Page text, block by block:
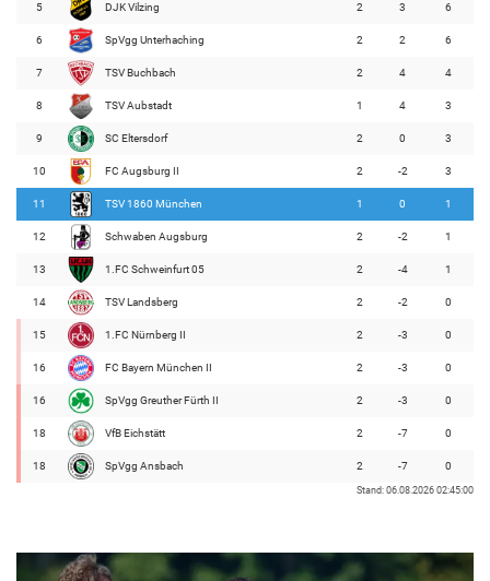
5 DJK Vilzing 2 3 6
6 SpVgg Unterhaching 2 2 6
7 TSV Buchbach 2 4 4
8 TSV Aubstadt 1 4 3
9 SC Eltersdorf 2 0 3
10 FC Augsburg II 2 -2 3
11 TSV 1860 München 1 0 1
12 Schwaben Augsburg 2 -2 1
13 1.FC Schweinfurt 05 2 -4 1
14 TSV Landsberg 2 -2 0
15 1.FC Nürnberg II 2 -3 0
16 FC Bayern München II 2 -3 0
16 SpVgg Greuther Fürth II 2 -3 0
18 VfB Eichstätt 2 -7 0
18 SpVgg Ansbach 2 -7 0
Stand: 06.08.2026 02:45:00